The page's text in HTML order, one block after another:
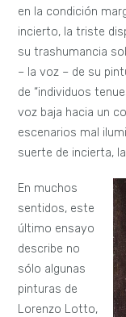
en la condición
incierto, la triste
su trashumancia
– la voz – de su
de “individuos
voz baja hacia un
escenarios mal
suerte de incierta,
En muchos
sentidos, este
último ensayo
describe no
sólo algunas
pinturas de
Lorenzo Lotto,